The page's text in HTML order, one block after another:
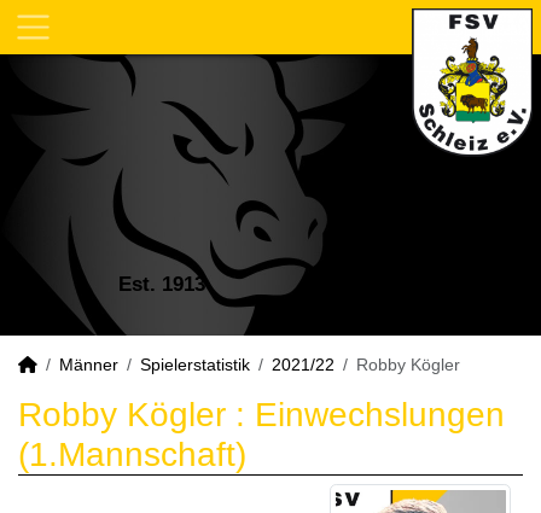
Est. 1913
Männer Spielerstatistik 2021/22 Robby Kögler
Robby Kögler : Einwechslungen
(1.Mannschaft)